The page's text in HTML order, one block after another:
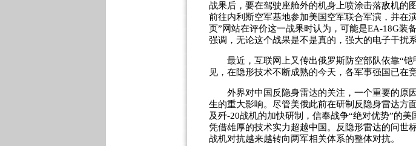
战果后，要在驾驶座舱外的机身上喷涂击落敌机的
前往内利斯空军基地参加美国空军联合军演，并在
页”网站在评价这一战果时认为，可能是EA-18G装
强调，无论这个战果是不是真的，强大的电子干扰
最近，互联网上又传出俄罗斯防空部队依靠“铠
见，在隐形技术不断成熟的今天，各军事强国已在
外界对中国反隐身雷达的关注，一个重要的原
生的重大影响。尽管美俄此前在研制反隐身雷达方
及歼-20战机的加快研制，信奉战争“绝对优势”的
凭借雄厚的技术实力超越中国。反隐形雷达的问世
战机对抗越来越转向两军相关体系的整体对抗。